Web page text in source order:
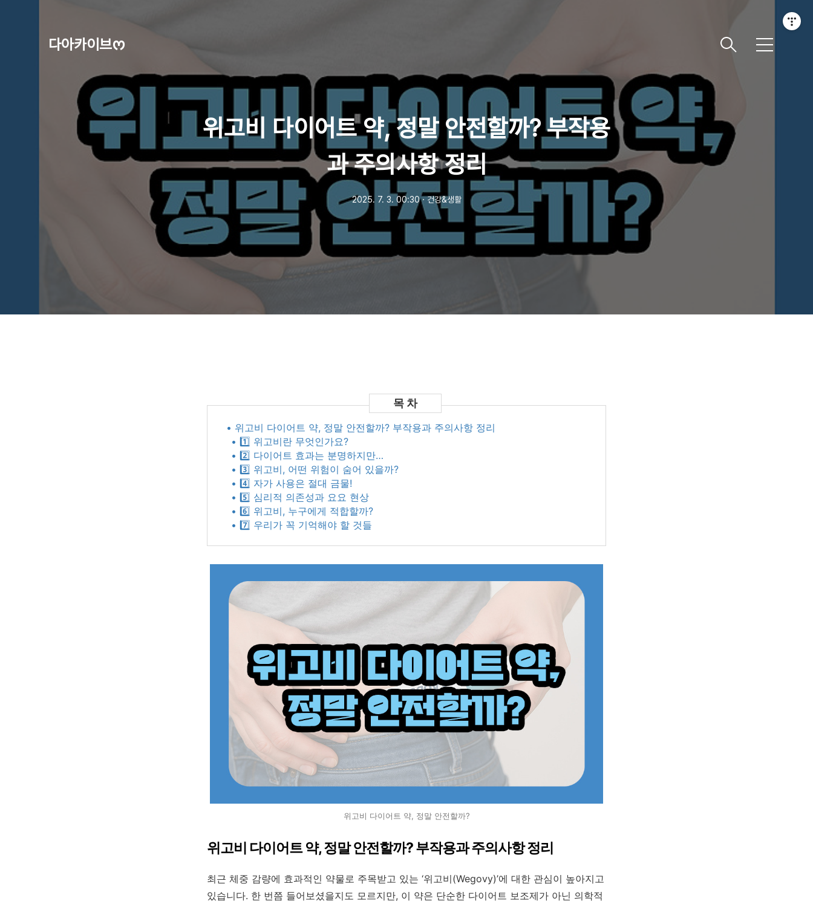
다아카이브ᰔ
메
위고비 다이어트 약, 정말 안전할까? 부작용
과 주의사항 정리
2025. 7. 3. 00:30ㆍ건강&생활
• 위고비 다이어트 약, 정말 안전할까? 부작용과 주의사항 정리
• 1️⃣ 위고비란 무엇인가요?
• 2️⃣ 다이어트 효과는 분명하지만…
• 3️⃣ 위고비, 어떤 위험이 숨어 있을까?
• 4️⃣ 자가 사용은 절대 금물!
• 5️⃣ 심리적 의존성과 요요 현상
• 6️⃣ 위고비, 누구에게 적합할까?
• 7️⃣ 우리가 꼭 기억해야 할 것들
위고비 다이어트 약, 정말 안전할까?
위고비 다이어트 약, 정말 안전할까? 부작용과 주의사항 정리
최근 체중 감량에 효과적인 약물로 주목받고 있는 ‘위고비(Wegovy)’에 대한 관심이 높아지고
있습니다. 한 번쯤 들어보셨을지도 모르지만, 이 약은 단순한 다이어트 보조제가 아닌 의학적